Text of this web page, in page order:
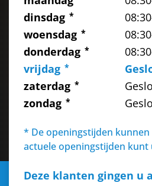
dinsdag
woensdag
donderdag
vrijdag
zaterdag
zondag
* De openingstijden
actuele openingstijden kunt
Deze klanten gingen u